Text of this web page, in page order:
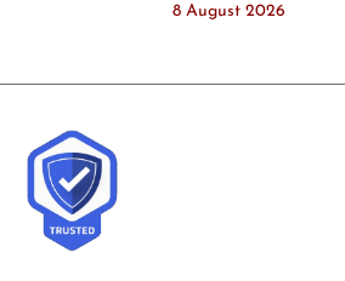
8 August 2026